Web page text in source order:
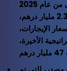
لشركة الدار للاستثمار خلال التسعة أشهر الأولى من عام 2025
بنسبة 17% على أساس سنوي لتصل إلى 2.3 مليار درهم،
الإيجارات،
الأخيرة،